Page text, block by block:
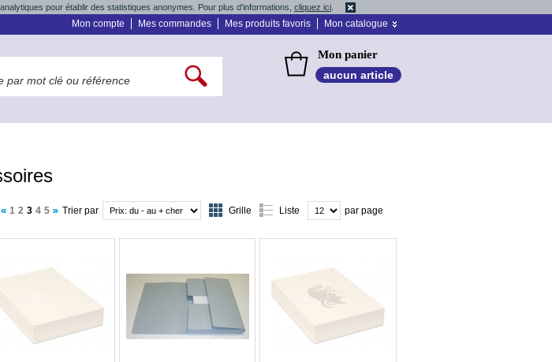
pour établir des statistiques anonymes. Pour plus d'informations, cliquez ici
Mon compte Mes commandes Mes produits favoris Mon catalogue
Mon panier
aucun article
par page
Grille Liste
Trier par
1 2 3 4 5